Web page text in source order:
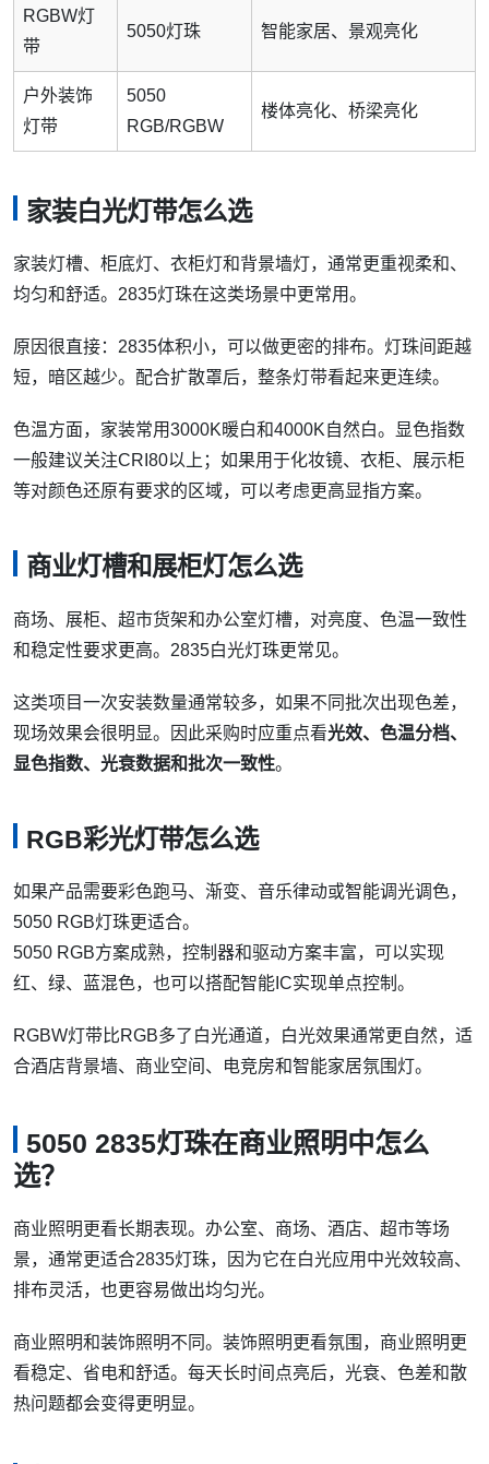
RGBW灯
带
5050灯珠 智能家居、景观亮化
户外装饰
灯带
5050
RGB/RGBW
楼体亮化、桥梁亮化
家装白光灯带怎么选
家装灯槽、柜底灯、衣柜灯和背景墙灯，通常更重视柔和、
均匀和舒适。2835灯珠在这类场景中更常用。
原因很直接：2835体积小，可以做更密的排布。灯珠间距越
短，暗区越少。配合扩散罩后，整条灯带看起来更连续。
色温方面，家装常用3000K暖白和4000K自然白。显色指数
一般建议关注CRI80以上；如果用于化妆镜、衣柜、展示柜
等对颜色还原有要求的区域，可以考虑更高显指方案。
商业灯槽和展柜灯怎么选
商场、展柜、超市货架和办公室灯槽，对亮度、色温一致性
和稳定性要求更高。2835白光灯珠更常见。
这类项目一次安装数量通常较多，如果不同批次出现色差，
现场效果会很明显。因此采购时应重点看光效、色温分档、
显色指数、光衰数据和批次一致性。
RGB彩光灯带怎么选
如果产品需要彩色跑马、渐变、音乐律动或智能调光调色，
5050 RGB灯珠更适合。
5050 RGB方案成熟，控制器和驱动方案丰富，可以实现
红、绿、蓝混色，也可以搭配智能IC实现单点控制。
RGBW灯带比RGB多了白光通道，白光效果通常更自然，适
合酒店背景墙、商业空间、电竞房和智能家居氛围灯。
5050 2835灯珠在商业照明中怎么
选？
商业照明更看长期表现。办公室、商场、酒店、超市等场
景，通常更适合2835灯珠，因为它在白光应用中光效较高、
排布灵活，也更容易做出均匀光。
商业照明和装饰照明不同。装饰照明更看氛围，商业照明更
看稳定、省电和舒适。每天长时间点亮后，光衰、色差和散
热问题都会变得更明显。